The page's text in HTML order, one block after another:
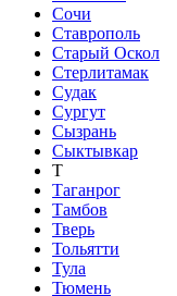
Сочи
Ставрополь
Старый Оскол
Стерлитамак
Судак
Сургут
Сызрань
Сыктывкар
Т
Таганрог
Тамбов
Тверь
Тольятти
Тула
Тюмень